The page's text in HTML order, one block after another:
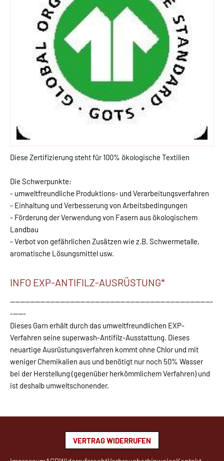
Diese Zertifizierung steht für 100% ökologische Textilien
Die Schwerpunkte:
- umweltfreundliche Produktions- und Verarbeitungsverfahren
- Einhaltung und Verbesserung von Arbeitsbedingungen
- Förderung der Verwendung von Fasern aus ökologischem
Landbau
- Verbot von gefährlichen Zusätzen wie z.B. Schwermetalle,
aromatische Lösungsmittel usw.
INFO EXP-ANTIFILZ-AUSRÜSTUNG*
---------------------------------------------------------------------------------
------
Dieses Garn erhält durch das umweltfreundlichen EXP-
Verfahren seine superwash-Antifilz-Ausstattung. Dieses
neuartige Ausrüstungsverfahren kommt ohne Chlor und mit
weniger Chemikalien aus und benötigt nur noch 50% Wasser
bei der Herstellung (gegenüber herkömmlichem Verfahren) und
ist deshalb umweltschonender.
VERTRAG WIDERRUFEN